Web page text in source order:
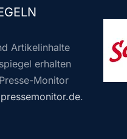
Artikelinhalte
erhalten
Monitor
.